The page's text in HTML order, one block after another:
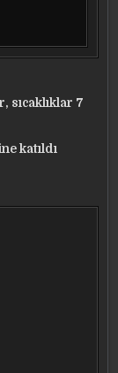
sıcaklıklar 7
katıldı